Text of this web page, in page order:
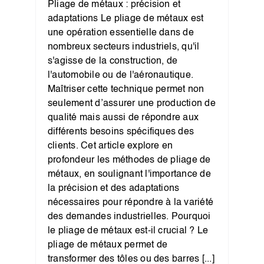
Pliage de métaux : précision et
adaptations Le pliage de métaux est
une opération essentielle dans de
nombreux secteurs industriels, qu'il
s'agisse de la construction, de
l'automobile ou de l'aéronautique.
Maîtriser cette technique permet non
seulement d’assurer une production de
qualité mais aussi de répondre aux
différents besoins spécifiques des
clients. Cet article explore en
profondeur les méthodes de pliage de
métaux, en soulignant l'importance de
la précision et des adaptations
nécessaires pour répondre à la variété
des demandes industrielles. Pourquoi
le pliage de métaux est-il crucial ? Le
pliage de métaux permet de
transformer des tôles ou des barres [...]